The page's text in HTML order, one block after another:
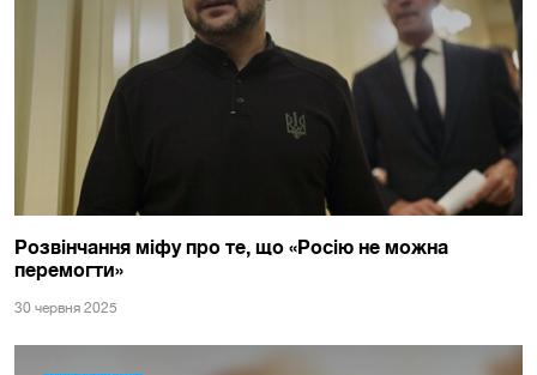
Розвінчання міфу про те, що «Росію не можна
перемогти»
30 червня 2025